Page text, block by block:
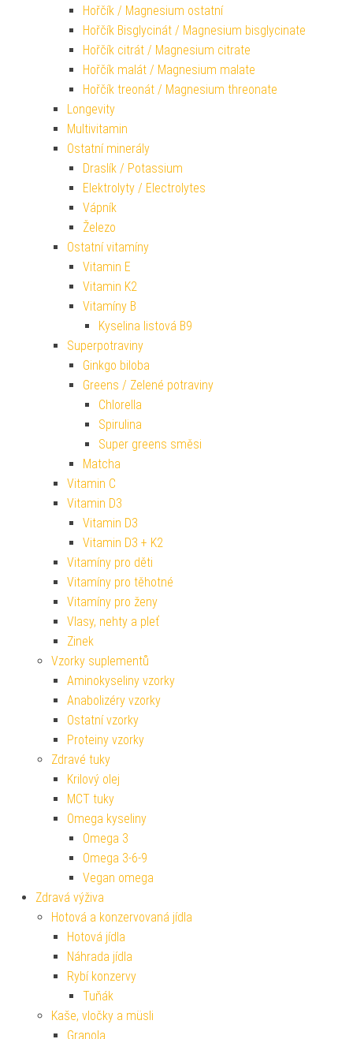
Hořčík / Magnesium ostatní
Hořčík Bisglycinát / Magnesium bisglycinate
Hořčík citrát / Magnesium citrate
Hořčík malát / Magnesium malate
Hořčík treonát / Magnesium threonate
Longevity
Multivitamin
Ostatní minerály
Draslík / Potassium
Elektrolyty / Electrolytes
Vápník
Železo
Ostatní vitamíny
Vitamin E
Vitamin K2
Vitamíny B
Kyselina listová B9
Superpotraviny
Ginkgo biloba
Greens / Zelené potraviny
Chlorella
Spirulina
Super greens směsi
Matcha
Vitamin C
Vitamin D3
Vitamin D3
Vitamin D3 + K2
Vitamíny pro děti
Vitamíny pro těhotné
Vitamíny pro ženy
Vlasy, nehty a pleť
Zinek
Vzorky suplementů
Aminokyseliny vzorky
Anabolizéry vzorky
Ostatní vzorky
Proteiny vzorky
Zdravé tuky
Krilový olej
MCT tuky
Omega kyseliny
Omega 3
Omega 3-6-9
Vegan omega
Zdravá výživa
Hotová a konzervovaná jídla
Hotová jídla
Náhrada jídla
Rybí konzervy
Tuňák
Kaše, vločky a müsli
Granola